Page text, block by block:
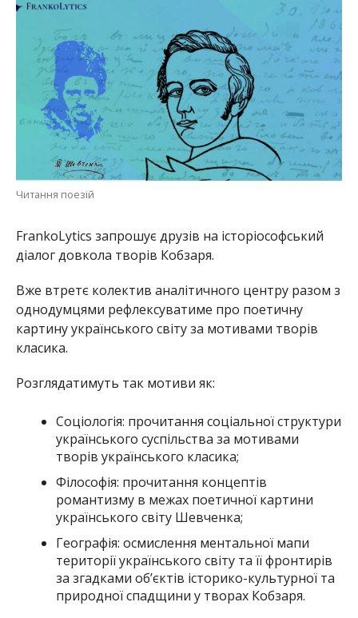
Читання поезій
FrankoLytics запрошує друзів на історіософський
діалог довкола творів Кобзаря.
Вже втретє колектив аналітичного центру разом з
однодумцями рефлексуватиме про поетичну
картину українського світу за мотивами творів
класика.
Розглядатимуть так мотиви як:
Соціологія: прочитання соціальної структури
українського суспільства за мотивами
творів українського класика;
Філософія: прочитання концептів
романтизму в межах поетичної картини
українського світу Шевченка;
Географія: осмислення ментальної мапи
території українського світу та її фронтирів
за згадками об’єктів історико-культурної та
природної спадщини у творах Кобзаря.